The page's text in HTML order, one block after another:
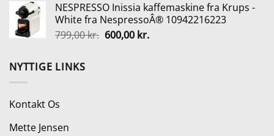
pris
var:
5.249,00 kr..
pris
er:
NESPRESSO Inissia kaffemaskine fra Krups -
White fra NespressoÂ® 10942216223
799,00kr. Den
600,00 kr.Den
NYTTIGE LINKS
Kontakt Os
Mette Jensen